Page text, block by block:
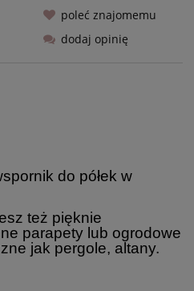
poleć znajomemu
dodaj opinię
do półek w
też pięknie
parapety lub ogrodowe
jak pergole, altany.